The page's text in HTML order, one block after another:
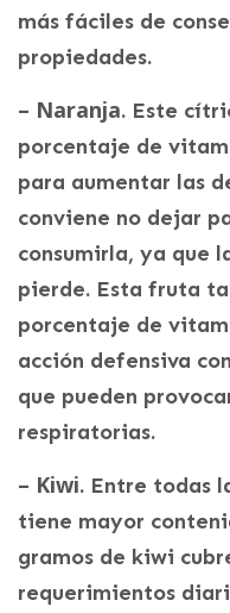
más fáciles de
propiedades.
– Naranja. Este
porcentaje de
para aumentar las
conviene no dejar
consumirla, ya que
pierde. Esta fruta
porcentaje de
acción defensiva
que pueden
respiratorias.
– Kiwi. Entre todas
tiene mayor
gramos de kiwi
requerimientos